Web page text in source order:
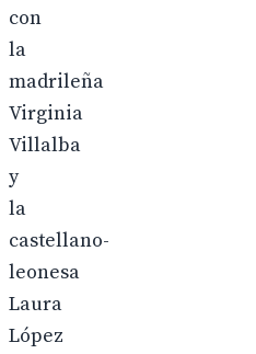
con
la
madrileña
Virginia
Villalba
y
la
castellano-
leonesa
Laura
López